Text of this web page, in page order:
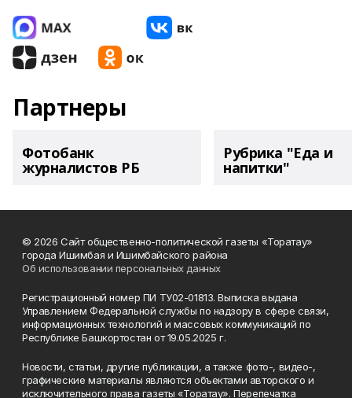
Партнеры
Фотобанк
журналистов РБ
Рубрика "Еда и
напитки"
© 2026 Сайт общественно-политической газеты «Торатау»
города Ишимбая и Ишимбайского района
Об использовании персональных данных
Регистрационный номер ПИ ТУ02-01813. Выписка выдана
Управлением Федеральной службы по надзору в сфере связи,
информационных технологий и массовых коммуникаций по
Республике Башкортостан от 19.05.2025 г.
Новости, статьи, другие публикации, а также фото-, видео-,
графические материалы являются объектами авторского и
исключительного права газеты «Торатау». Перепечатка